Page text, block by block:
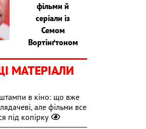
фільми й
серіали із
Семом
Вортінґтоном
МАТЕРІАЛИ
штампи в кіно: що вже
але фільми все
під копірку